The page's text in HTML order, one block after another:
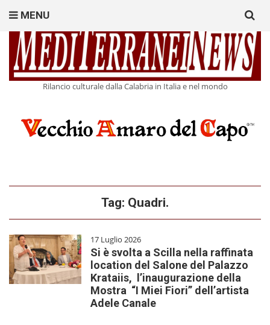
Rilancio culturale dalla Calabria in Italia e nel mondo
MENU
for:
Tag: Quadri.
17 Luglio 2026
Si è svolta a Scilla nella raffinata
location del Salone del Palazzo
Krataiis, l’inaugurazione della
Mostra “I Miei Fiori” dell’artista
Adele Canale